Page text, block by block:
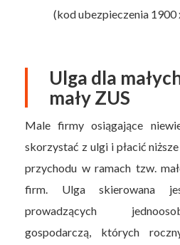
(kod ubezpieczenia 1900
Ulga dla
mały ZUS
Male firmy osiągające
skorzystać z ulgi i płacić
przychodu w ramach tzw.
firm. Ulga skierowana
prowadzących
gospodarczą, których